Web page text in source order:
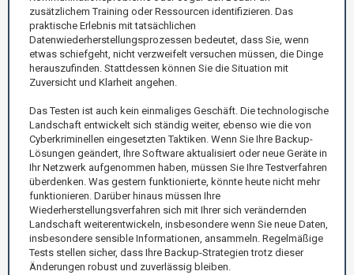
zusätzlichem Training oder Ressourcen identifizieren. Das
praktische Erlebnis mit tatsächlichen
Datenwiederherstellungsprozessen bedeutet, dass Sie, wenn
etwas schiefgeht, nicht verzweifelt versuchen müssen, die Dinge
herauszufinden. Stattdessen können Sie die Situation mit
Zuversicht und Klarheit angehen.
Das Testen ist auch kein einmaliges Geschäft. Die technologische
Landschaft entwickelt sich ständig weiter, ebenso wie die von
Cyberkriminellen eingesetzten Taktiken. Wenn Sie Ihre Backup-
Lösungen geändert, Ihre Software aktualisiert oder neue Geräte in
Ihr Netzwerk aufgenommen haben, müssen Sie Ihre Testverfahren
überdenken. Was gestern funktionierte, könnte heute nicht mehr
funktionieren. Darüber hinaus müssen Ihre
Wiederherstellungsverfahren sich mit Ihrer sich verändernden
Landschaft weiterentwickeln, insbesondere wenn Sie neue Daten,
insbesondere sensible Informationen, ansammeln. Regelmäßige
Tests stellen sicher, dass Ihre Backup-Strategien trotz dieser
Änderungen robust und zuverlässig bleiben.